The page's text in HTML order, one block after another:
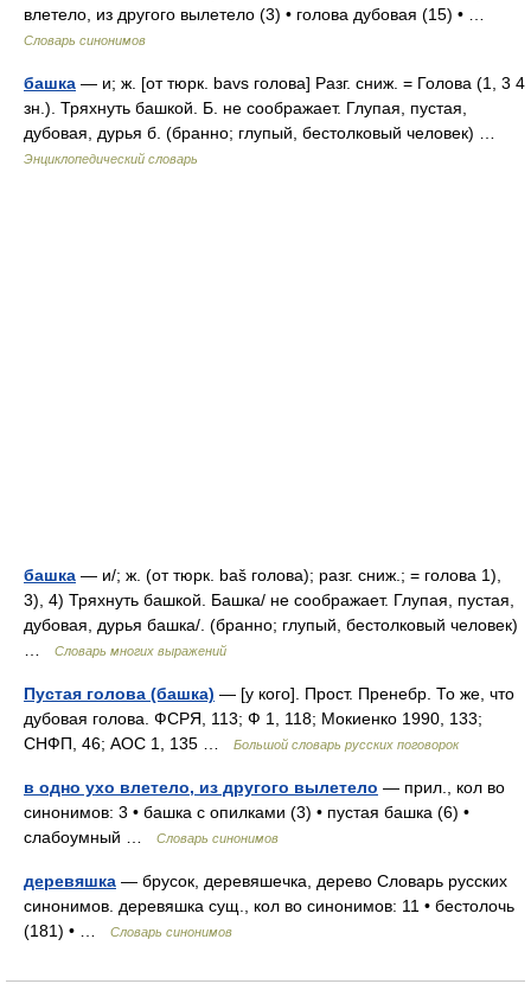
влетело, из другого вылетело (3) • голова дубовая (15) • …
Словарь синонимов
башка — и; ж. [от тюрк. bavs голова] Разг. сниж. = Голова (1, 3 4
зн.). Тряхнуть башкой. Б. не соображает. Глупая, пустая,
дубовая, дурья б. (бранно; глупый, бестолковый человек) …
Энциклопедический словарь
башка — и/; ж. (от тюрк. baš голова); разг. сниж.; = голова 1),
3), 4) Тряхнуть башкой. Башка/ не соображает. Глупая, пустая,
дубовая, дурья башка/. (бранно; глупый, бестолковый человек)
Словарь многих выражений
Пустая голова (башка) — [у кого]. Прост. Пренебр. То же, что
дубовая голова. ФСРЯ, 113; Ф 1, 118; Мокиенко 1990, 133;
СНФП, 46; АОС 1, 135 …
Большой словарь русских поговорок
в одно ухо влетело, из другого вылетело — прил., кол во
синонимов: 3 • башка с опилками (3) • пустая башка (6) •
слабоумный …
Словарь синонимов
деревяшка — брусок, деревяшечка, дерево Словарь русских
синонимов. деревяшка сущ., кол во синонимов: 11 • бестолочь
(181) • …
Словарь синонимов